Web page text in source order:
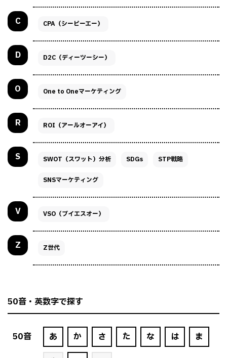
C CPA（シーピーエー）
D D2C（ディーツーシー）
O One to Oneマーケティング
R ROI（アールオーアイ）
S SWOT（スワット）分析 SDGs STP戦略
SNSマーケティング
V VSO（ブイエスオー）
Z Z世代
50音・英数字で探す
50音 あ か さ た な は ま